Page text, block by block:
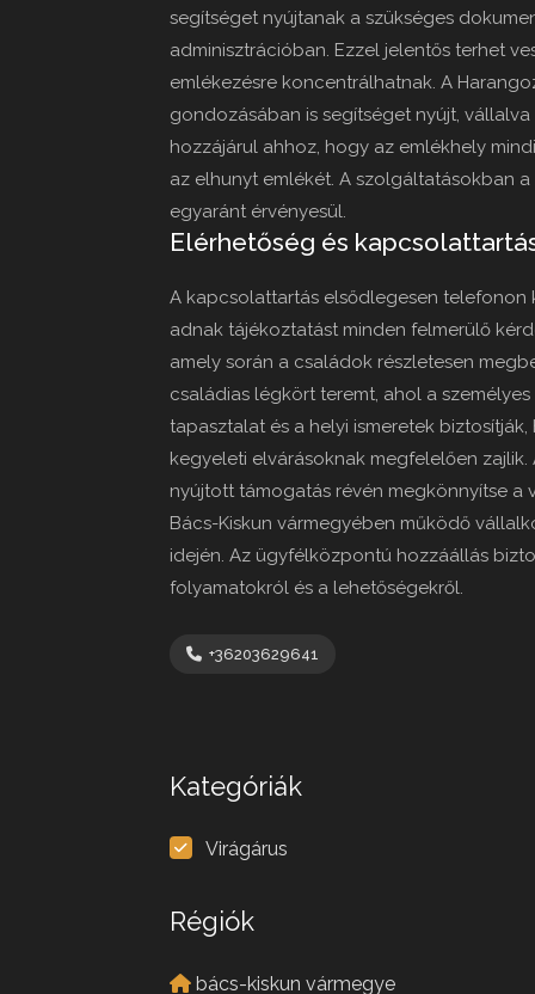
segítséget nyújtanak a szükséges
adminisztrációban. Ezzel jelentős terhet
emlékezésre koncentrálhatnak. A
gondozásában is segítséget nyújt,
hozzájárul ahhoz, hogy az emlékhely
az elhunyt emlékét. A szolgáltatásokban
egyaránt érvényesül.
Elérhetőség és
A kapcsolattartás elsődlegesen telefonon
adnak tájékoztatást minden felmerülő
amely során a családok részletesen
családias légkört teremt, ahol a
tapasztalat és a helyi ismeretek
kegyeleti elvárásoknak megfelelően
nyújtott támogatás révén megkönnyítse
Bács-Kiskun vármegyében működő
idején. Az ügyfélközpontú hozzáállás
folyamatokról és a lehetőségekről.
+36203629641
Kategóriák
Virágárus
Régiók
bács-kiskun vármegye